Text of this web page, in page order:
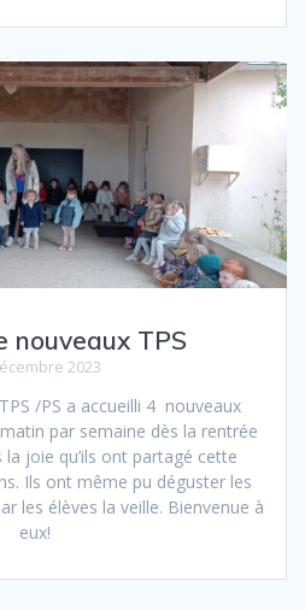
nouveaux TPS
2023
/PS a accueilli 4 nouveaux
par semaine dès la rentrée
la joie qu’ils ont partagé cette
Ils ont même pu déguster les
les élèves la veille. Bienvenue à
eux!